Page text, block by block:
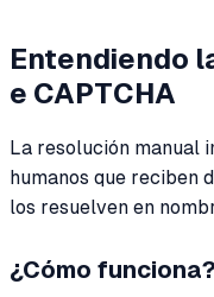
Entendiendo
e CAPTCHA
La resolución manual
humanos que reciben
los resuelven en
¿Cómo funciona?